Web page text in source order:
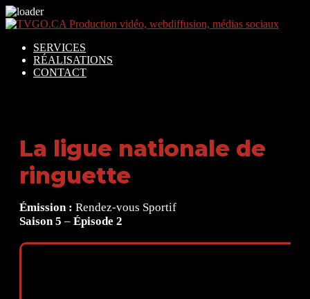
SERVICES
RÉALISATIONS
CONTACT
La ligue nationale de
ringuette
Émission : Rendez-vous Sportif
Saison 5 – Épisode 2